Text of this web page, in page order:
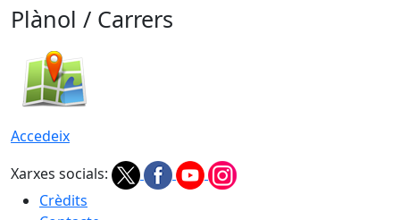
Plànol / Carrers
Accedeix
Xarxes socials:
Crèdits